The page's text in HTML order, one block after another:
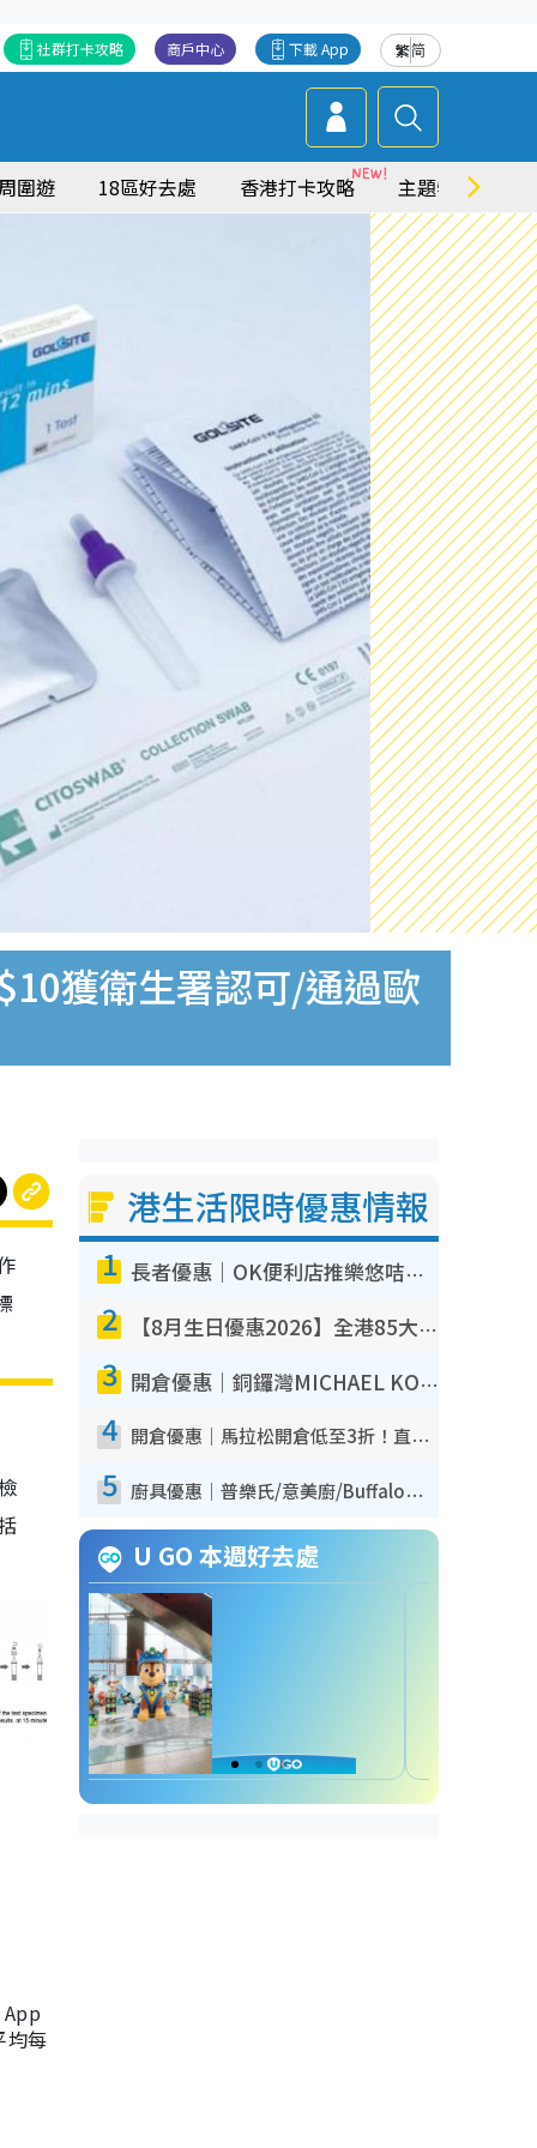
繁简
下載 App
商戶中心
社群打卡攻略
圍遊 18區好去處 香港打卡攻略 主題特集
獲衛生署認可/通過歐
均每
港生活限時優惠情報
1 長者優惠｜OK便利店推樂悠咭優惠！買麵包/牛奶/保健品拍卡即減
2 【8月生日優惠2026】全港85大食買玩著數攻略 自助餐/火鍋放題同行免費＋誠品/DONKI送現金券
3 開倉優惠｜銅鑼灣MICHAEL KORS開倉低至17折！直擊$500起買手袋/銀包/鞋款 必買經典Jet Set系列
4 開倉優惠｜馬拉松開倉低至3折！直擊$99起買adidas／New Balance／Puma鞋款 STANLEY保溫杯劈價至$119起
5 廚具優惠｜普樂氏/意美廚/Buffalo廚具低至3折！$89起買煎鍋／炒鑊／個人鍋 同場小家電激減至$99起
U GO 本週好去處